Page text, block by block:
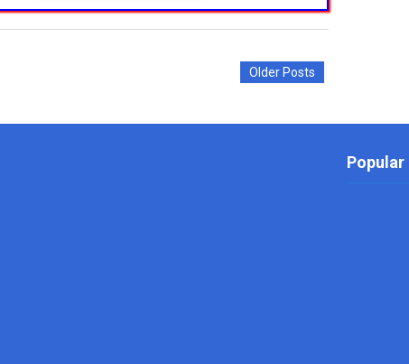
Older Posts
Popular